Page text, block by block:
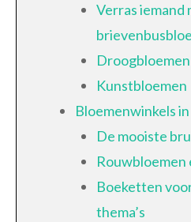
Verras iemand
Droogbloemen
Kunstbloemen
Bloemenwinkels
De mooiste
Boeketten
thema’s